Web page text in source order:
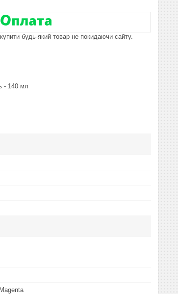
будь-який товар не покидаючи сайту.
- 140 мл